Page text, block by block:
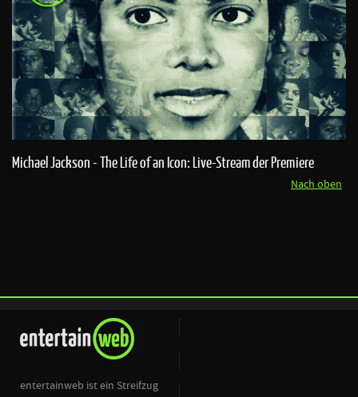
Michael Jackson - The Life of an Icon: Live-Stream der Premiere
Nach oben
entertainweb ist ein Streifzug